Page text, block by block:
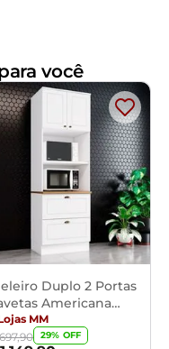
você
Duplo 2 Portas
Americana
MM
697,90 29% OFF